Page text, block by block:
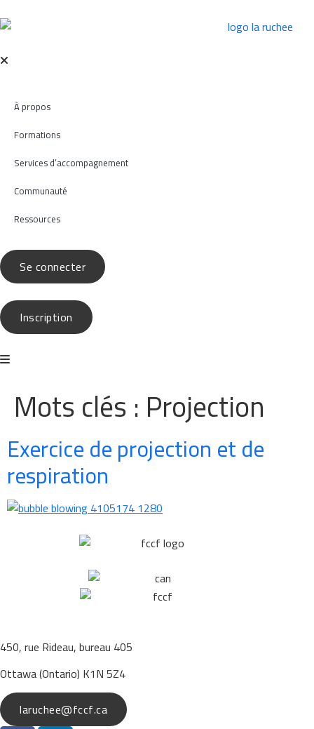
À propos
Formations
Services d’accompagnement
Communauté
Ressources
Se connecter
Inscription
Mots clés :Projection
Exercice de projection et de
respiration
450, rue Rideau, bureau 405
Ottawa (Ontario) K1N 5Z4
laruchee@fccf.ca